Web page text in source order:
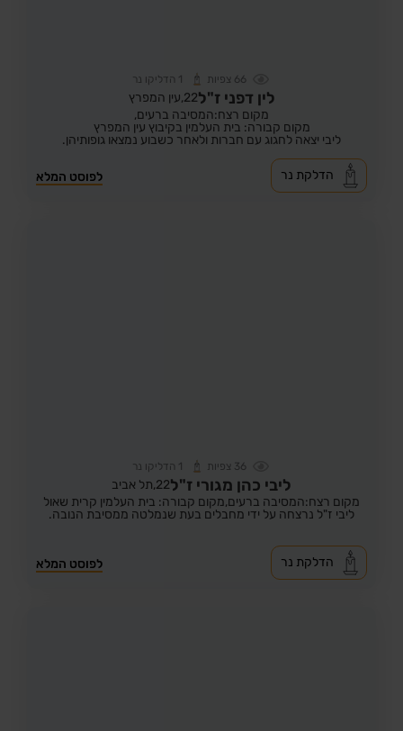
66 צפיות 1 הדליקו נר
לין דפני ז"ל22, עין המפרץ
מקום רצח:המסיבה ברעים,
מקום קבורה: בית העלמין בקיבוץ עין המפרץ
ליבי יצאה לחגוג עם חברות ולאחר כשבוע נמצאו גופותיהן.
לפוסט המלא הדלקת נר
36 צפיות 1 הדליקו נר
ליבי כהן מגורי ז"ל22, תל אביב
מקום רצח:המסיבה ברעים,מקום קבורה: בית העלמין קרית שאול
ליבי ז"ל נרצחה על ידי מחבלים בעת שנמלטה ממסיבת הנובה.
לפוסט המלא הדלקת נר